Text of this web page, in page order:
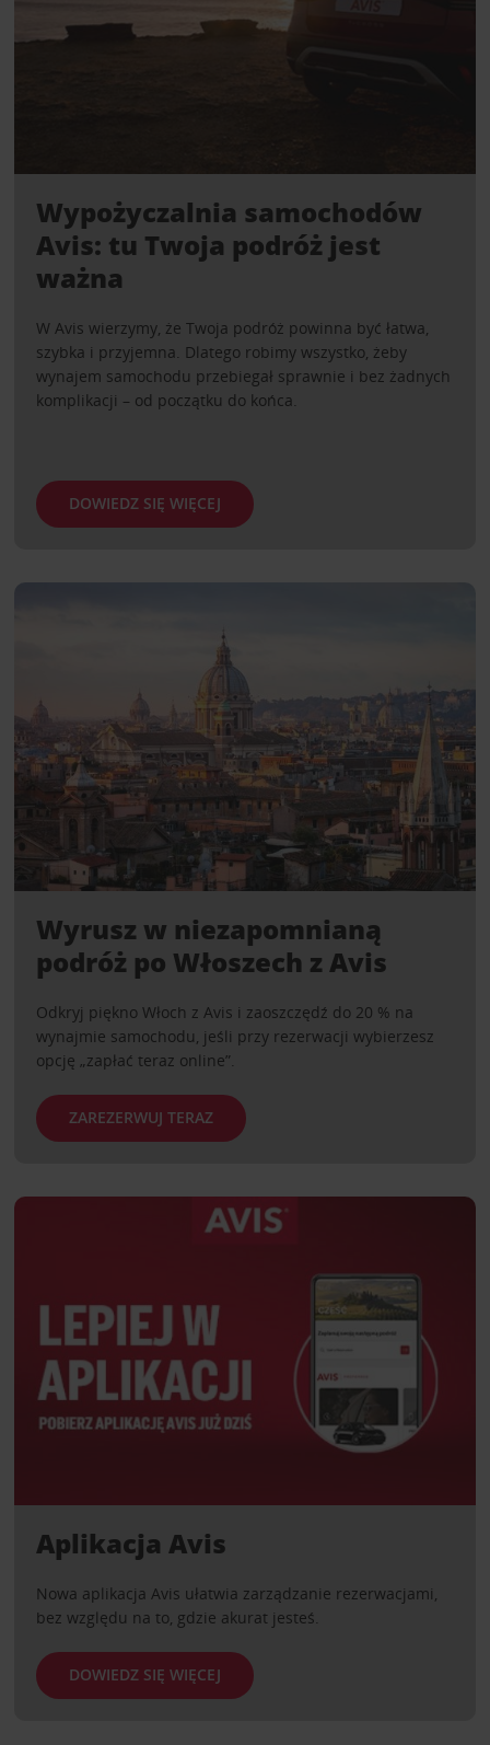
Wypożyczalnia samochodów
Avis: tu Twoja podróż jest
ważna
W Avis wierzymy, że Twoja podróż powinna być łatwa,
szybka i przyjemna. Dlatego robimy wszystko, żeby
wynajem samochodu przebiegał sprawnie i bez żadnych
komplikacji – od początku do końca.
DOWIEDZ SIĘ WIĘCEJ
Wyrusz w niezapomnianą
podróż po Włoszech z Avis
Odkryj piękno Włoch z Avis i zaoszczędź do 20 % na
wynajmie samochodu, jeśli przy rezerwacji wybierzesz
opcję „zapłać teraz online”.
ZAREZERWUJ TERAZ
Aplikacja Avis
Nowa aplikacja Avis ułatwia zarządzanie rezerwacjami,
bez względu na to, gdzie akurat jesteś.
DOWIEDZ SIĘ WIĘCEJ